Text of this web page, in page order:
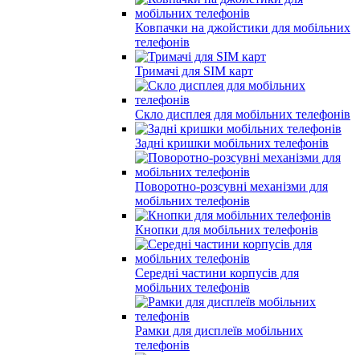
Ковпачки на джойстики для мобільних
телефонів
Тримачі для SIM карт
Скло дисплея для мобільних телефонів
Задні кришки мобільних телефонів
Поворотно-розсувні механізми для
мобільних телефонів
Кнопки для мобільних телефонів
Середні частини корпусів для
мобільних телефонів
Рамки для дисплеїв мобільних
телефонів